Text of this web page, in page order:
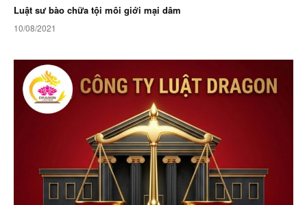
Luật sư bào chữa tội môi giới mại dâm
10/08/2021